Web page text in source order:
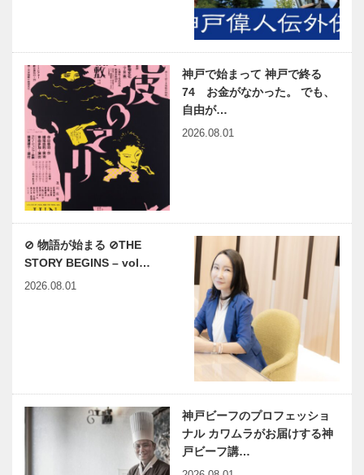
神戸で始まって 神戸で終る
74 お金がなかった。 でも、
自由が…
2026.08.01
⊘ 物語が始まる ⊘THE
STORY BEGINS – vol…
2026.08.01
神戸ビーフのプロフェッショ
ナル カワムラがお届けする神
戸ビーフ講…